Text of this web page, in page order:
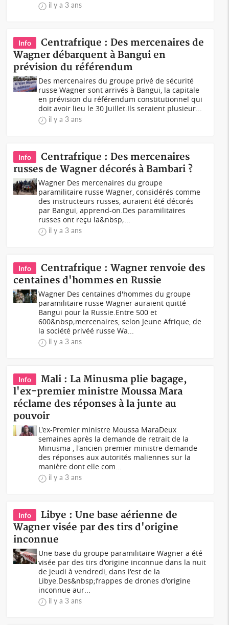
il y a 3 ans
Info
Centrafrique : Des mercenaires de
Wagner débarquent à Bangui en
prévision du référendum
Des mercenaires du groupe privé de sécurité
russe Wagner sont arrivés à Bangui, la capitale
en prévision du référendum constitutionnel qui
doit avoir lieu le 30 Juillet.Ils seraient plusieur...
il y a 3 ans
Info
Centrafrique : Des mercenaires
russes de Wagner décorés à Bambari ?
Wagner Des mercenaires du groupe
paramilitaire russe Wagner, considérés comme
des instructeurs russes, auraient été décorés
par Bangui, apprend-on.Des paramilitaires
russes ont reçu la&nbsp;...
il y a 3 ans
Info
Centrafrique : Wagner renvoie des
centaines d'hommes en Russie
Wagner Des centaines d'hommes du groupe
paramilitaire russe Wagner auraient quitté
Bangui pour la Russie.Entre 500 et
600&nbsp;mercenaires, selon Jeune Afrique, de
la société privéé russe Wa...
il y a 3 ans
Info
Mali : La Minusma plie bagage,
l'ex-premier ministre Moussa Mara
réclame des réponses à la junte au
pouvoir
L'ex-Premier ministre Moussa MaraDeux
semaines après la demande de retrait de la
Minusma , l'ancien premier ministre demande
des réponses aux autorités maliennes sur la
manière dont elle com...
il y a 3 ans
Info
Libye : Une base aérienne de
Wagner visée par des tirs d'origine
inconnue
Une base du groupe paramilitaire Wagner a été
visée par des tirs d'origine inconnue dans la nuit
de jeudi à vendredi, dans l'est de la
Libye.Des&nbsp;frappes de drones d'origine
inconnue aur...
il y a 3 ans